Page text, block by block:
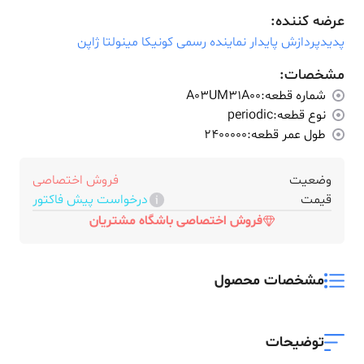
عرضه کننده:
پدیدپردازش پایدار نماینده رسمی کونیکا مینولتا ژاپن
مشخصات:
شماره قطعه:A03UM31A00
نوع قطعه:periodic
طول عمر قطعه:2400000
وضعیت
فروش اختصاصی
قیمت
درخواست پیش فاکتور
فروش اختصاصی باشگاه مشتریان
مشخصات محصول
توضیحات